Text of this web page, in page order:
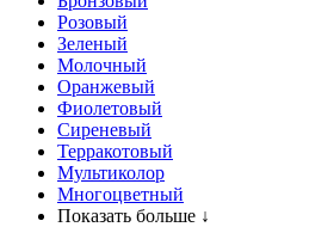
Розовый
Зеленый
Молочный
Оранжевый
Фиолетовый
Сиреневый
Терракотовый
Мультиколор
Многоцветный
Показать больше ↓